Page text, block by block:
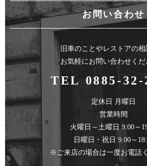
お問い合わせ
旧車のことやレストアの
お気軽にお問い合わせくだ
TEL 0885-32-
定休日 月曜日
営業時間
火曜日～土曜日 9:00～
日曜日・祝日 9:00～
※ご来店の場合は一度お電話